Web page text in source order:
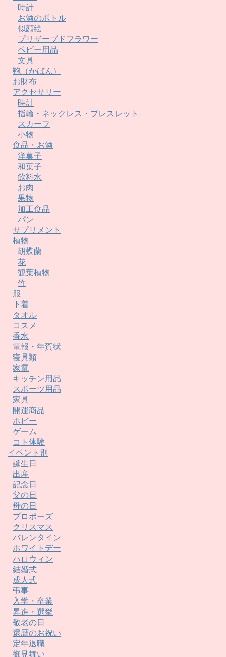
時計
お酒のボトル
似顔絵
プリザーブドフラワー
ベビー用品
文具
鞄（かばん）
お財布
アクセサリー
時計
指輪・ネックレス・ブレスレット
スカーフ
小物
食品・お酒
洋菓子
和菓子
飲料水
お肉
果物
加工食品
パン
サプリメント
植物
胡蝶蘭
花
観葉植物
竹
服
下着
タオル
コスメ
香水
電報・年賀状
寝具類
家電
キッチン用品
スポーツ用品
家具
開運商品
ホビー
ゲーム
コト体験
イベント別
誕生日
出産
記念日
父の日
母の日
プロポーズ
クリスマス
バレンタイン
ホワイトデー
ハロウィン
結婚式
成人式
弔事
入学・卒業
昇進・選挙
敬老の日
還暦のお祝い
定年退職
御見舞い